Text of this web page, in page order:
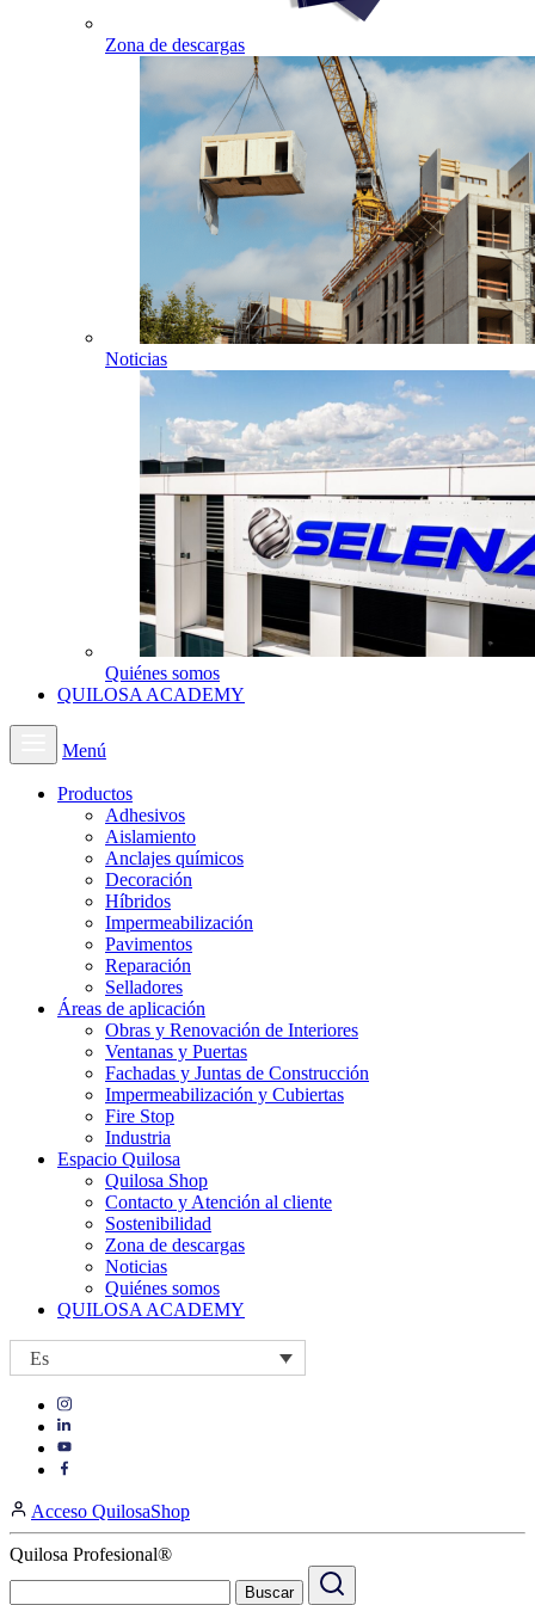
Zona de descargas
Noticias
Quiénes somos
QUILOSA ACADEMY
Menú
Productos
Adhesivos
Aislamiento
Anclajes químicos
Decoración
Híbridos
Impermeabilización
Pavimentos
Reparación
Selladores
Áreas de aplicación
Obras y Renovación de Interiores
Ventanas y Puertas
Fachadas y Juntas de Construcción
Impermeabilización y Cubiertas
Fire Stop
Industria
Espacio Quilosa
Quilosa Shop
Contacto y Atención al cliente
Sostenibilidad
Zona de descargas
Noticias
Quiénes somos
QUILOSA ACADEMY
Es
Visit
https://www.instagram.com/quilosa_selena/
Visit
our
Visit
page
https://www.facebook.com/QuilosaSelenaIberia/
page
Acceso QuilosaShop
Quilosa Profesional®